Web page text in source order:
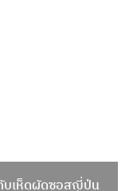
บเห็ดผัดซอสญี่ปุ่น